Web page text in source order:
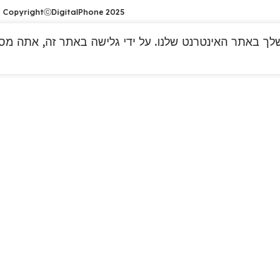
CopyrightⓒDigitalPhone 2025
באתר האינטרנט שלנו. על ידי גלישה באתר זה, אתה